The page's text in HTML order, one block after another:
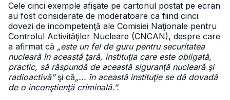
Cele cinci exemple afişate pe cartonul postat pe ecran
au fost considerate de moderatoare ca fiind cinci
dovezi de incompetenţă ale Comisiei Naţionale pentru
Controlul Activităţilor Nucleare (CNCAN), despre care
a afirmat că „este un fel de guru pentru securitatea
nucleară în această ţară, instituţia care este obligată,
practic, să răspundă de această siguranţă nucleară şi
radioactivă”şi că„... în această instituţie se dă dovadă
de o inconştienţă criminală.”.